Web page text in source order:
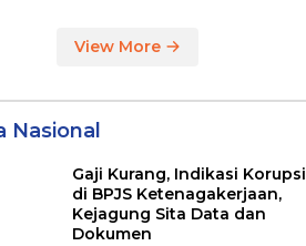
View More
Nasional
Gaji Kurang, Indikasi Korupsi
di BPJS Ketenagakerjaan,
Kejagung Sita Data dan
Dokumen